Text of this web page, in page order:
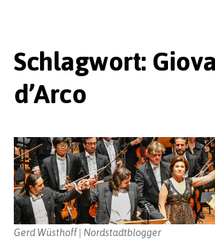
Schlagwort:
d’Arco
Gerd Wüsthoff | Nordstadtblogger